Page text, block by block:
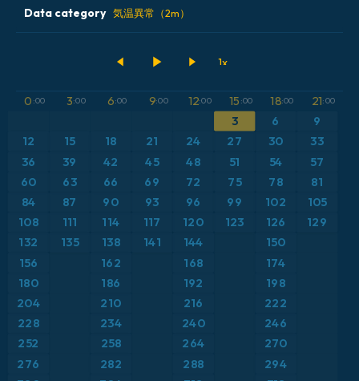
2026-08-06 06 UTC
ECMWF AIFS [AI]
ICON ドイツ 2 km
アイスランド
イタリア
オーストリア
ギリシャ
スイス
スカンジナビア
Data category 気温異常（2m）
気温異常（2m）
気温異常（850hPa）
気温（2m）
気温（850hPa）
積雪深
0 :00 3:00 6:00 9:00 12:00 15 :00 18:00 21:00
3 6 9
12 15 18 21 24 27 30
33
36
39 42 45 48 51 54
57
60
63 66 69 72 75 78
81
84
87 90 93 96 99 102 105
108 111 114 117 120 123 126 129
132 135 138 141 144
150
156
162 168
174
180
186 192
198
204
210 216 222
228 234 240 246
252 258 264
270
276
282 288
294